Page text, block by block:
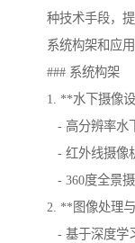
种技术手段，
系统构架和应用
### 系统构架
1. **水下摄像
- 高分辨率水
- 红外线摄像
- 360度全景
2. **图像处理
- 基于深度学